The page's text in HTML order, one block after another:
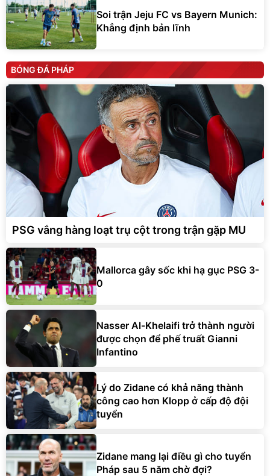
Soi trận Jeju FC vs Bayern Munich:
Khẳng định bản lĩnh
BÓNG ĐÁ PHÁP
PSG vắng hàng loạt trụ cột trong trận gặp MU
Mallorca gây sốc khi hạ gục PSG 3-
0
Nasser Al-Khelaifi trở thành người
được chọn để phế truất Gianni
Infantino
Lý do Zidane có khả năng thành
công cao hơn Klopp ở cấp độ đội
tuyển
Zidane mang lại điều gì cho tuyển
Pháp sau 5 năm chờ đợi?